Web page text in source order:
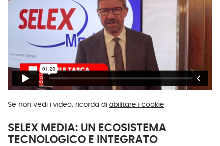
Se non vedi i video, ricorda di abilitare i cookie
SELEX MEDIA: UN ECOSISTEMA
TECNOLOGICO E INTEGRATO